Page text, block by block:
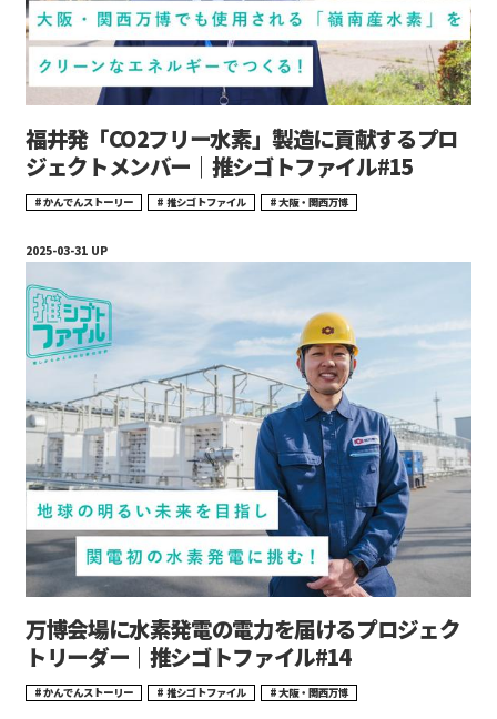
福井発「CO2フリー水素」製造に貢献するプロ
ジェクトメンバー｜推シゴトファイル#15
かんでんストーリー 推シゴトファイル 大阪・関西万博
万博会場に水素発電の電力を届けるプロジェク
トリーダー｜推シゴトファイル#14
かんでんストーリー 推シゴトファイル 大阪・関西万博